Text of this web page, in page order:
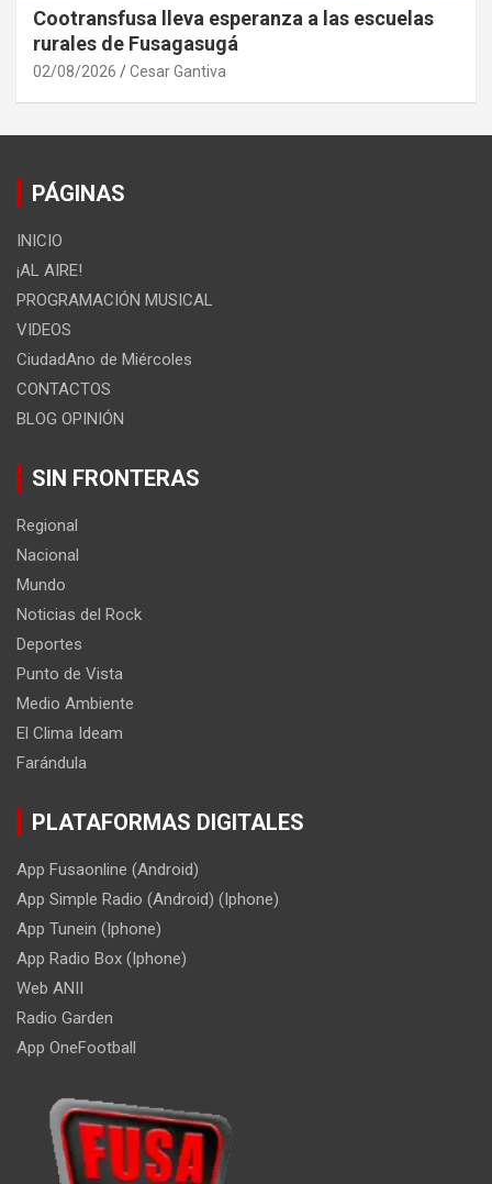
Cootransfusa lleva esperanza a las escuelas
rurales de Fusagasugá
02/08/2026 Cesar Gantiva
PÁGINAS
INICIO
¡AL AIRE!
PROGRAMACIÓN MUSICAL
VIDEOS
CiudadAno de Miércoles
CONTACTOS
BLOG OPINIÓN
SIN FRONTERAS
Regional
Nacional
Mundo
Noticias del Rock
Deportes
Punto de Vista
Medio Ambiente
El Clima Ideam
Farándula
PLATAFORMAS DIGITALES
App Fusaonline (Android)
App Simple Radio (Android) (Iphone)
App Tunein (Iphone)
App Radio Box (Iphone)
Web ANII
Radio Garden
App OneFootball